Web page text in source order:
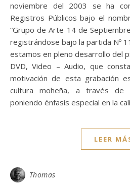
noviembre del 2003 se ha
Registros Públicos bajo el
“Grupo de Arte 14 de
registrándose bajo la partida Nº
estamos en pleno desarrollo del
DVD, Video – Audio, que
motivación de esta grabación
cultura moheña, a través de
poniendo énfasis especial en la
LEER
Thomas